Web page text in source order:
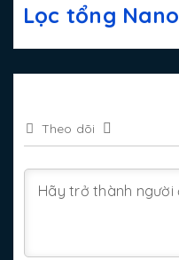
Lọc tổng Nano
Theo dõi